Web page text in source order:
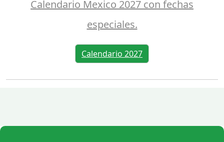
Calendario Mexico 2027 con fechas
especiales.
Calendario 2027